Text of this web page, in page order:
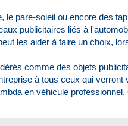
pare-soleil ou encore des
publicitaires liés à
les aider à faire un choix,
comme des objets
à tous ceux qui
en véhicule